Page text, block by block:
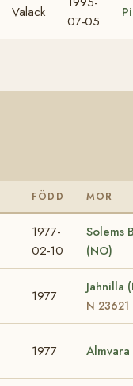
Valack
07-05
FÖDD MOR
1977-
02-10
Solems
(NO)
1977
Jahnilla
N 23621
1977